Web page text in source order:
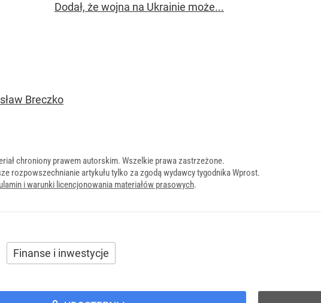
Dodał, że wojna na Ukrainie może...
Breczko
chroniony prawem autorskim. Wszelkie prawa zastrzeżone.
rozpowszechnianie artykułu tylko za zgodą wydawcy tygodnika Wprost.
i warunki licencjonowania materiałów prasowych.
Finanse i inwestycje